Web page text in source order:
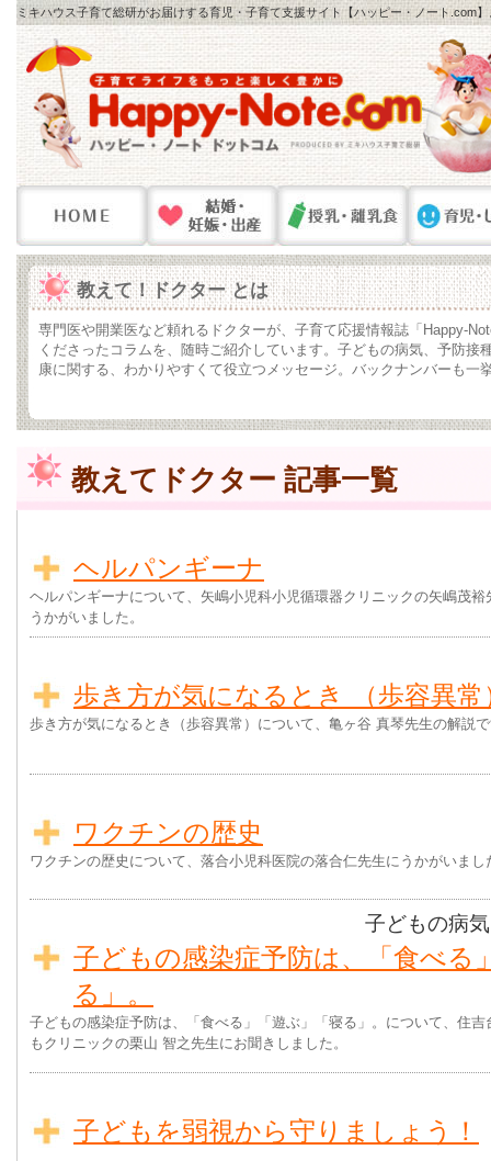
ミキハウス子育て総研がお届けする育児・子育て支援サイト【ハッピー・ノート
教えて！ドクター とは
専門医や開業医など頼れるドクターが、子育て応援情報誌「Happy-
くださったコラムを、随時ご紹介しています。子どもの病気、予防接
康に関する、わかりやすくて役立つメッセージ。バックナンバーも一
教えてドクター 記事一覧
ヘルパンギーナ
ヘルパンギーナについて、矢嶋小児科小児循環器クリニックの矢嶋茂裕
うかがいました。
歩き方が気になるとき （歩容異常
歩き方が気になるとき（歩容異常）について、亀ヶ谷 真琴先生の解説
ワクチンの歴史
ワクチンの歴史について、落合小児科医院の落合仁先生にうかがいまし
子どもの病気
子どもの感染症予防は、「食べる
る」。
子どもの感染症予防は、「食べる」「遊ぶ」「寝る」。について、住吉
もクリニックの栗山 智之先生にお聞きしました。
子どもを弱視から守りましょう！